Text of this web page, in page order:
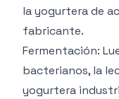
la yogurtera de
fabricante.
Fermentación:
bacterianos, la
yogurtera